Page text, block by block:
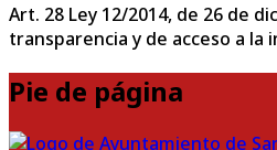
Art. 28 Ley 12/2014, de 26 de
transparencia y de acceso a la
Pie de página